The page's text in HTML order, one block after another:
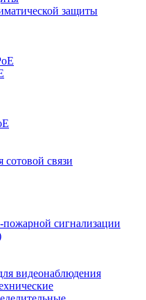
защиты
сотовой связи
пожарной сигнализации
видеонаблюдения